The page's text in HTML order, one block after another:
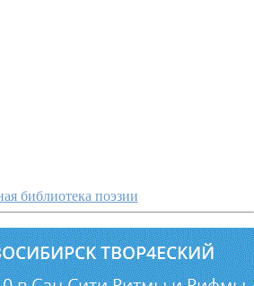
библиотека поэзии